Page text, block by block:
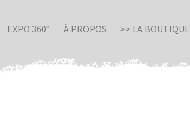
EXPO 360° À PROPOS >> LA BOUTIQUE